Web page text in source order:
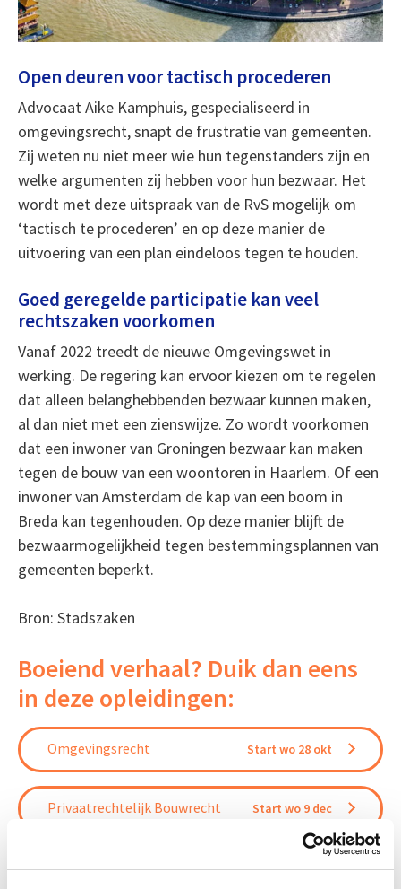
Open deuren voor tactisch procederen
Advocaat Aike Kamphuis, gespecialiseerd in
omgevingsrecht, snapt de frustratie van gemeenten.
Zij weten nu niet meer wie hun tegenstanders zijn en
welke argumenten zij hebben voor hun bezwaar. Het
wordt met deze uitspraak van de RvS mogelijk om
‘tactisch te procederen’ en op deze manier de
uitvoering van een plan eindeloos tegen te houden.
Goed geregelde participatie kan veel
rechtszaken voorkomen
Vanaf 2022 treedt de nieuwe Omgevingswet in
werking. De regering kan ervoor kiezen om te regelen
dat alleen belanghebbenden bezwaar kunnen maken,
al dan niet met een zienswijze. Zo wordt voorkomen
dat een inwoner van Groningen bezwaar kan maken
tegen de bouw van een woontoren in Haarlem. Of een
inwoner van Amsterdam de kap van een boom in
Breda kan tegenhouden. Op deze manier blijft de
bezwaarmogelijkheid tegen bestemmingsplannen van
gemeenten beperkt.
Bron: Stadszaken
Boeiend verhaal? Duik dan eens
in deze opleidingen:
Omgevingsrecht Start wo 28 okt
Privaatrechtelijk Bouwrecht Start wo 9 dec
Vergunningverlening, Handhaving Start wo 11